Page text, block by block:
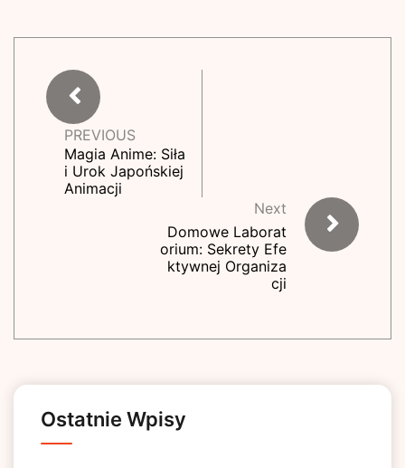
PREVIOUS
Magia Anime: Siła
i Urok Japońskiej
Animacji
Next
Domowe Laborat
orium: Sekrety Efe
ktywnej Organiza
cji
Ostatnie Wpisy